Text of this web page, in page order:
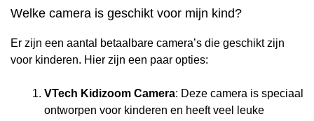
Welke camera is geschikt voor mijn kind?
Er zijn een aantal betaalbare camera’s die geschikt zijn
voor kinderen. Hier zijn een paar opties:
VTech Kidizoom Camera: Deze camera is speciaal
ontworpen voor kinderen en heeft veel leuke